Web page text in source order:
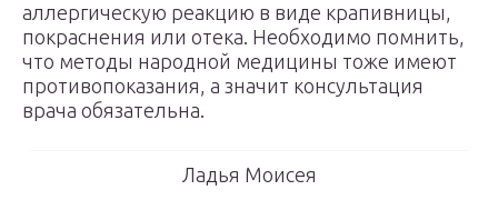
аллергическую реакцию в виде крапивницы,
покраснения или отека. Необходимо помнить,
что методы народной медицины тоже имеют
противопоказания, а значит консультация
врача обязательна.
Ладья Моисея